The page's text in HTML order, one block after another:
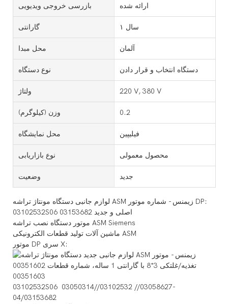
بازرسی خروجی ویدیویی ارائه شده
گارانتی ۱ سال
محل مبدا آلمان
نوع دستگاه دستگاه انتخاب و قرار دادن
ولتاژ 220 V, 380 V
وزن (کیلوگرم) 0.2
محل نمایشگاه فیلیپین
نوع بازاریابی محصول معمولی
وضعیت جدید
لوازم جانبی دستگاه مونتاژ تراشه ASM زیمنس - شماره موتور DP:
03102532S06 03153682 اصلی و جدید
موتور دستگاه نصب تراشه ASM Siemens
ماشین آلات تولید قطعات الکترونیکی ASM
موتور DP سری X:
03102532S06 03050314//03102532 //03058627-
04/03153682